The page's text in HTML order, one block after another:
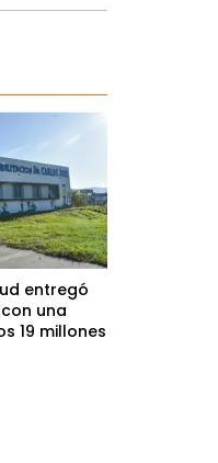
entregó
una
19 millones